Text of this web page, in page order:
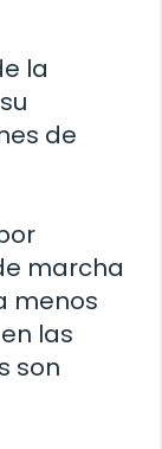
la
de
marcha
menos
las
son